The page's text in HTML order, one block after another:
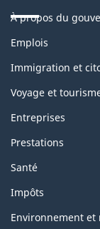
À propos du
Thèmes
sujets
Emplois
Immigration et
Voyage et
Entreprises
Prestations
Santé
Impôts
Environnement et